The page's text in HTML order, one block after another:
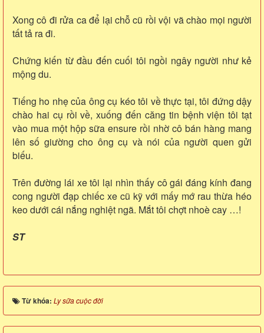
Xong cô đi rửa ca để lại chỗ cũ rồi vội vã chào mọi người
tất tả ra đi.
Chứng kiến từ đầu đến cuối tôi ngồi ngây người như kẻ
mộng du.
Tiếng ho nhẹ của ông cụ kéo tôi về thực tại, tôi đứng dậy
chào hai cụ rồi về, xuống đến căng tin bệnh viện tôi tạt
vào mua một hộp sữa ensure rồi nhờ cô bán hàng mang
lên số giường cho ông cụ và nói của người quen gửi
biếu.
Trên đường lái xe tôi lại nhìn thấy cô gái đáng kính đang
cong người đạp chiếc xe cũ kỹ với mấy mớ rau thừa héo
keo dưới cái nắng nghiệt ngã. Mắt tôi chợt nhoè cay …!
ST
Từ khóa: Ly sữa cuộc đời